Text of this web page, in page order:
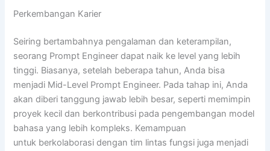
Perkembangan Karier
Seiring bertambahnya pengalaman dan keterampilan,
seorang Prompt Engineer dapat naik ke level yang lebih
tinggi. Biasanya, setelah beberapa tahun, Anda bisa
menjadi Mid-Level Prompt Engineer. Pada tahap ini, Anda
akan diberi tanggung jawab lebih besar, seperti memimpin
proyek kecil dan berkontribusi pada pengembangan model
bahasa yang lebih kompleks. Kemampuan
untuk berkolaborasi dengan tim lintas fungsi juga menjadi